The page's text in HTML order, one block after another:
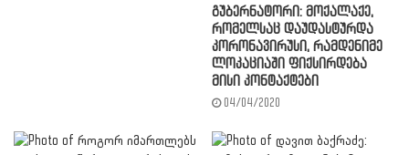
გუბერნატორი: მოქალაქე,
რომელსაც დაუდასტურდა
კორონავირუსი, რამდენიმე
ლოკაციაში ფიქსირდება
მისი კონტაქტები
04/04/2020